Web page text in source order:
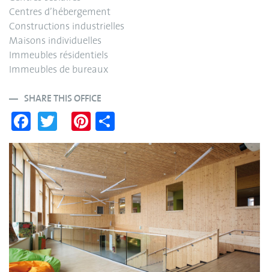
Centres d’hébergement
Constructions industrielles
Maisons individuelles
Immeubles résidentiels
Immeubles de bureaux
SHARE THIS OFFICE
Fa
ce
bo
ok
wi
tte
r
Pi
nt
er
es
t
ha
re